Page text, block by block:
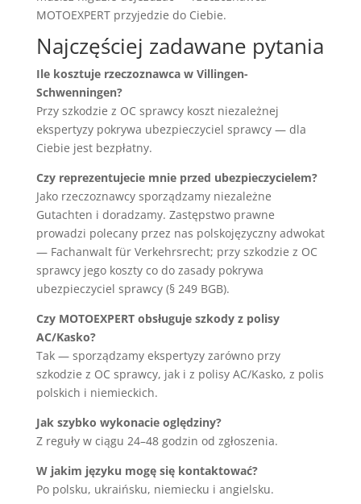
MOTOEXPERT przyjedzie do Ciebie.
Najczęściej zadawane pytania
Ile kosztuje rzeczoznawca w Villingen-
Schwenningen?
Przy szkodzie z OC sprawcy koszt niezależnej
ekspertyzy pokrywa ubezpieczyciel sprawcy — dla
Ciebie jest bezpłatny.
Czy reprezentujecie mnie przed ubezpieczycielem?
Jako rzeczoznawcy sporządzamy niezależne
Gutachten i doradzamy. Zastępstwo prawne
prowadzi polecany przez nas polskojęzyczny adwokat
— Fachanwalt für Verkehrsrecht; przy szkodzie z OC
sprawcy jego koszty co do zasady pokrywa
ubezpieczyciel sprawcy (§ 249 BGB).
Czy MOTOEXPERT obsługuje szkody z polisy
AC/Kasko?
Tak — sporządzamy ekspertyzy zarówno przy
szkodzie z OC sprawcy, jak i z polisy AC/Kasko, z polis
polskich i niemieckich.
Jak szybko wykonacie oględziny?
Z reguły w ciągu 24–48 godzin od zgłoszenia.
W jakim języku mogę się kontaktować?
Po polsku, ukraińsku, niemiecku i angielsku.